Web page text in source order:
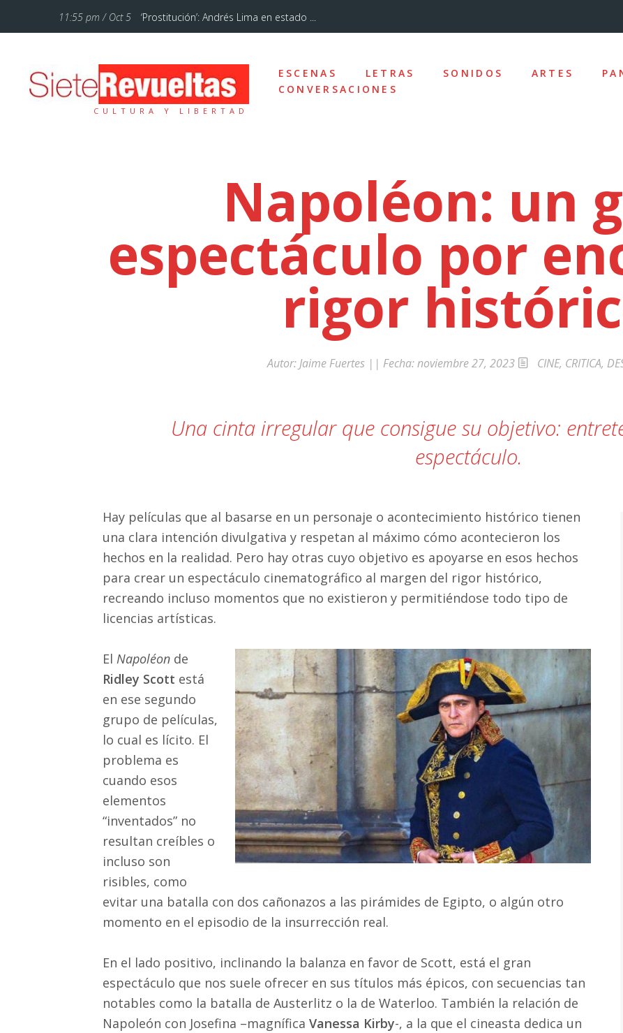
11:55 pm / Oct 5 ‘Prostitución’: Andrés Lima en estado ...
10:46 pm / Ene 18 Cuando lo sencillo se hace sublime
Vienen tiempos de comedia con Teatro de la Ciudad
12:29 pm / Sep 23 Alberto Conejero y la dramaturgia de las ausencias
Un réquiem por el señoritismo andaluz
«Hemos pensado en arrojar la toalla»
CULTURA Y LIBERTAD
ESCENAS LETRAS SONIDOS ARTES
CONVERSACIONES
Napoléon: un
espectáculo por
rigor
Autor: Jaime Fuertes || Fecha:noviembre 27, 2023 CINE, CRITICA,
Una cinta irregular que consigue su objetivo:
espectáculo.
Hay películas que al basarse en un personaje o acontecimiento histórico tienen
una clara intención divulgativa y respetan al máximo cómo acontecieron los
hechos en la realidad. Pero hay otras cuyo objetivo es apoyarse en esos hechos
para crear un espectáculo cinematográfico al margen del rigor histórico,
recreando incluso momentos que no existieron y permitiéndose todo tipo de
licencias artísticas.
El Napoléonde
Ridley Scott está
en ese segundo
grupo de películas,
lo cual es lícito. El
problema es
cuando esos
elementos
“inventados” no
resultan creíbles o
incluso son
risibles, como
evitar una batalla con dos cañonazos a las pirámides de Egipto, o algún otro
momento en el episodio de la insurrección real.
En el lado positivo, inclinando la balanza en favor de Scott, está el gran
espectáculo que nos suele ofrecer en sus títulos más épicos, con secuencias tan
notables como la batalla de Austerlitz o la de Waterloo. También la relación de
Napoleón con Josefina –magnífica Vanessa Kirby-, a la que el cineasta dedica un